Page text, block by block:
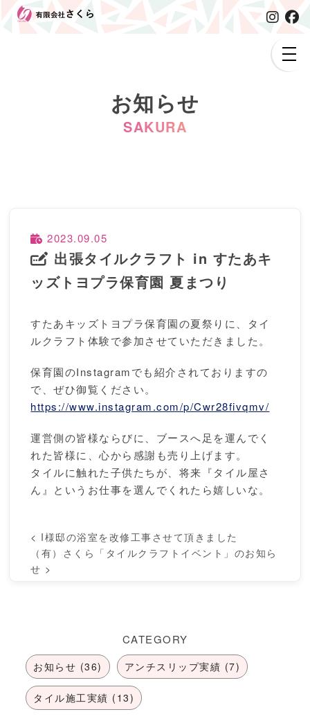
お知らせ
SAKURA
2023.09.05
出張タイルクラフト in すたあキ
ッズトヨプラ保育園 夏まつり
すたあキッズトヨプラ保育園の夏祭りに、タイ
ルクラフト体験で参加させていただきました。
保育園のInstagramでも紹介されておりますの
で、ぜひ御覧ください。
https://www.instagram.com/p/Cwr28fivqmv/
運営側の皆様ならびに、ブースへ足を運んでく
れた皆様に、心から感謝も売り上げます。
タイルに触れた子供たちが、将来『タイル屋さ
ん』というお仕事を選んでくれたら嬉しいな。
< I様邸の浴室を改修工事させて頂きました
（有）さくら「タイルクラフトイベント」のお知ら
せ >
CATEGORY
お知らせ (36) アンチスリップ実績 (7)
タイル施工実績 (13)